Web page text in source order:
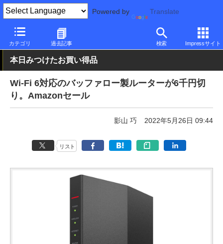
Powered by Translate
カテゴリ 過去記事 検索 Impressサイト
PC Watch 半導体/周辺機器 バッファロー
本日みつけたお買い得品
Wi-Fi 6対応のバッファロー製ルーターが6千円切
り。Amazonセール
影山 巧 2022年5月26日 09:44
リスト